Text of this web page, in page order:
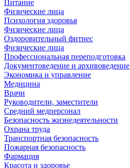
Питание
Физические лица
Психология здоровья
Физические лица
Оздоровительный фитнес
Физические лица
Профессиональная переподготовка
Документоведение и архивоведение
Экономика и управление
Медицина
Врачи
Руководители, заместители
Средний медперсонал
Безопасность жизнедеятельности
Охрана труда
Транспортная безопасность
Пожарная безопасность
Фармация
Красота и здоровье